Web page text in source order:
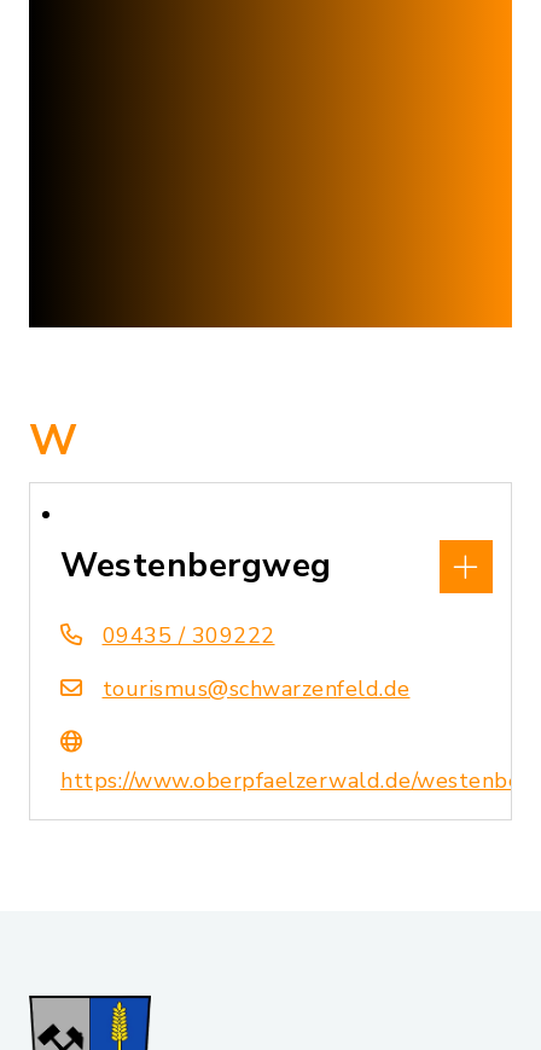
W
Westenbergweg
09435 / 309222
tourismus@schwarzenfeld.de
https://www.oberpfaelzerwald.de/